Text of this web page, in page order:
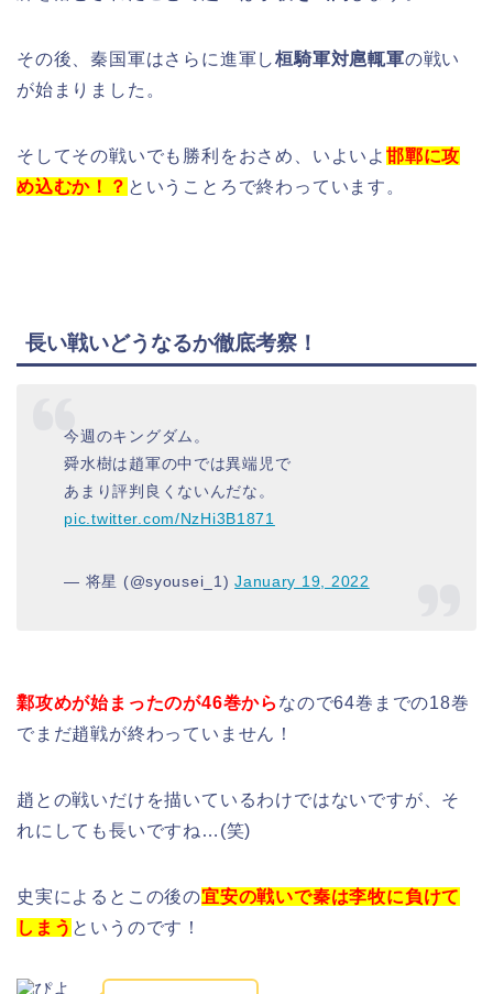
その後、秦国軍はさらに進軍し桓騎軍対扈輒軍の戦い
が始まりました。
そしてその戦いでも勝利をおさめ、いよいよ 邯鄲に攻
め込むか！？ ということろで終わっています。
長い戦いどうなるか徹底考察！
今週のキングダム。
舜水樹は趙軍の中では異端児で
あまり評判良くないんだな。
pic.twitter.com/NzHi3B1871
— 将星 (@syousei_1)January 19, 2022
鄴攻めが始まったのが46巻から なので64巻までの18巻
でまだ趙戦が終わっていません！
趙との戦いだけを描いているわけではないですが、そ
れにしても長いですね…(笑)
史実によるとこの後の宜安の戦いで秦は李牧に負けて
しまう というのです！